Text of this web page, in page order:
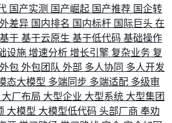
国产实测 国产崛起 国产推荐 国企转
差异 国内排名 国内标杆 国际巨头 在
基于 基于云原生 基于低代码 基础操作
设施 增速分析 增长引擎 复杂业务 复
外包 外包团队 外部 多人协同 多人开发
态大模型 多端同步 多端适配 多级审
大厂布局 大型企业 大型系统 大型集团
大模型 大模型低代码 头部厂商 奉劝